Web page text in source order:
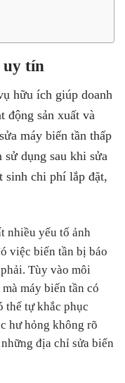
uy tín
hữu ích giúp doanh
động sản xuất và
máy biến tần thấp
dụng sau khi sửa
sinh chi phí lắp đặt,
nhiều yếu tố ảnh
việc biến tần bị báo
Tùy vào môi
máy biến tần có
thể tự khắc phục
hư hỏng không rõ
địa chỉ sửa biến